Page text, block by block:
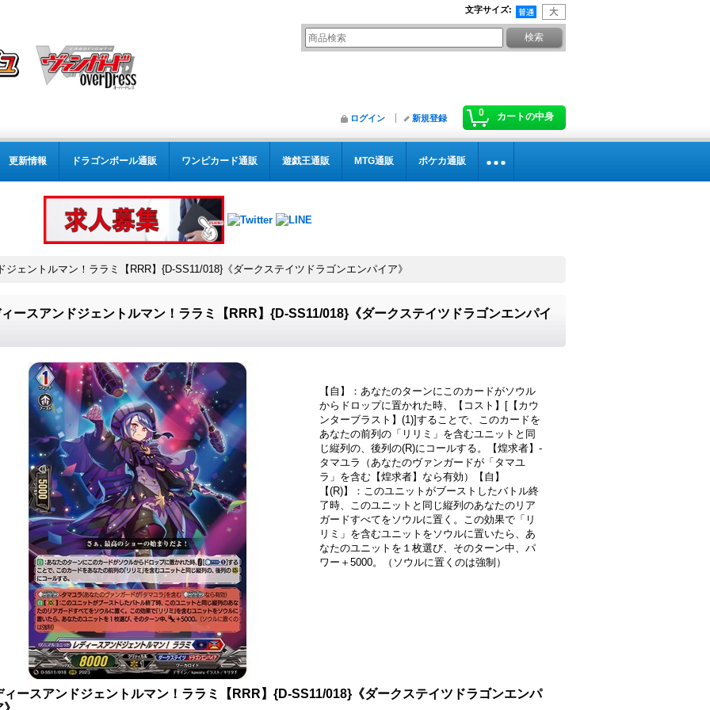
文字サイズ:
0 カートの中身
ログイン 新規登録
更新情報 ドラゴンボール通販 ワンピカード通販 遊戯王通販 MTG通販 ポケカ通販
ジェントルマン！ララミ【RRR】{D-SS11/018}《ダークステイツドラゴンエンパイア》
ースアンドジェントルマン！ララミ【RRR】{D-SS11/018}《ダークステイツドラゴンエンパイ
【自】：あなたのターンにこのカードがソウル
からドロップに置かれた時、【コスト】[【カウ
ンターブラスト】(1)]することで、このカードを
あなたの前列の「リリミ」を含むユニットと同
じ縦列の、後列の(R)にコールする。【煌求者】-
タマユラ（あなたのヴァンガードが「タマユ
ラ」を含む【煌求者】なら有効）【自】
【(R)】：このユニットがブーストしたバトル終
了時、このユニットと同じ縦列のあなたのリア
ガードすべてをソウルに置く。この効果で「リ
リミ」を含むユニットをソウルに置いたら、あ
なたのユニットを１枚選び、そのターン中、パ
ワー＋5000。（ソウルに置くのは強制）
ィースアンドジェントルマン！ララミ【RRR】{D-SS11/018}《ダークステイツドラゴンエンパ